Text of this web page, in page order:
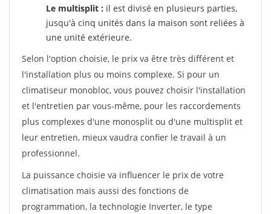
Le multisplit : il est divisé en plusieurs parties,
jusqu'à cinq unités dans la maison sont reliées à
une unité extérieure.
Selon l'option choisie, le prix va être très différent et
l'installation plus ou moins complexe. Si pour un
climatiseur monobloc, vous pouvez choisir l'installation
et l'entretien par vous-même, pour les raccordements
plus complexes d'une monosplit ou d'une multisplit et
leur entretien, mieux vaudra confier le travail à un
professionnel.
La puissance choisie va influencer le prix de votre
climatisation mais aussi des fonctions de
programmation, la technologie Inverter, le type